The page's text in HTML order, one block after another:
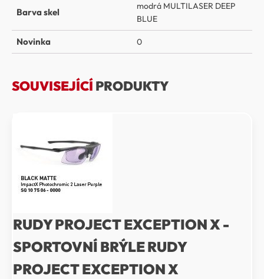
Barva skel
modrá MULTILASER DEEP
BLUE
Novinka 0
SOUVISEJÍCÍ PRODUKTY
RUDY PROJECT EXCEPTION X -
SPORTOVNÍ BRÝLE RUDY
PROJECT EXCEPTION X